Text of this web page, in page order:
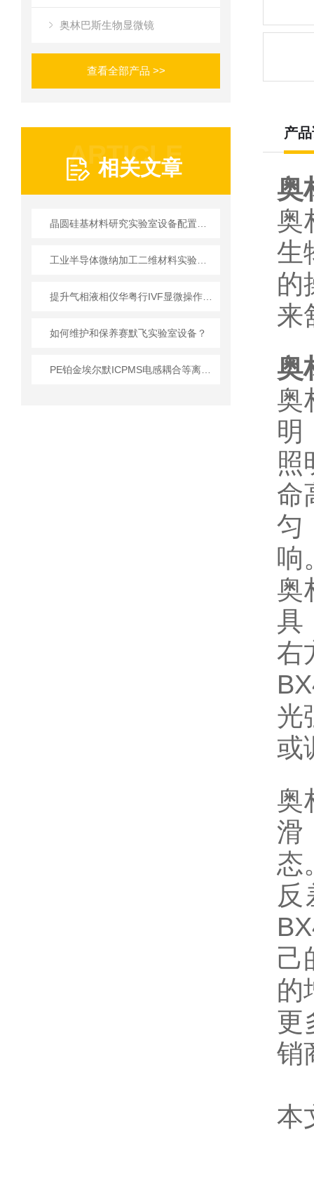
奥林巴斯生物显微镜
查看全部产品 >>
ARTICLE
相关文章
如何维护和保养赛默飞实验室设备？
产
奥
奥
生
的
来
奥
奥
明
照
命
匀
响
奥
具
右
光
或
奥
滑
态
己
的
更
销
本